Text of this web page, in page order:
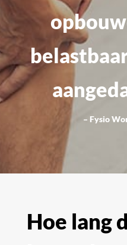
– Fysio
Hoe lang